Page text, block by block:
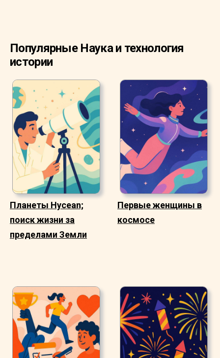
Популярные Наука и технология
истории
Планеты Hycean;
поиск жизни за
пределами Земли
Первые женщины в
космосе